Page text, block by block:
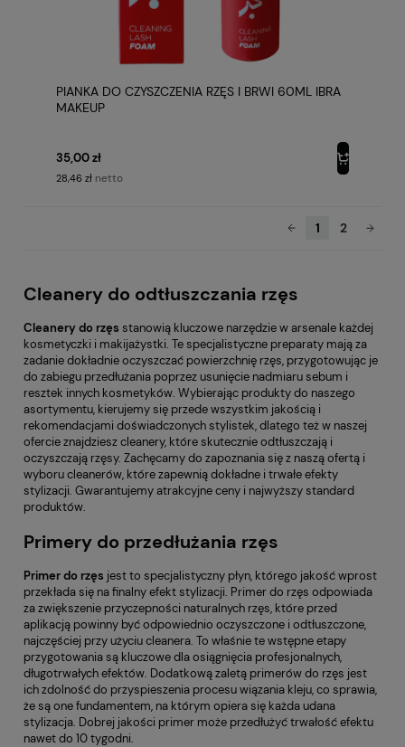
PIANKA DO CZYSZCZENIA RZĘS I BRWI 60ML IBRA
MAKEUP
35,00 zł
28,46 zł netto
1 2
Cleanery do odtłuszczania rzęs
Cleanery do rzęs stanowią kluczowe narzędzie w arsenale każdej
kosmetyczki i makijażystki. Te specjalistyczne preparaty mają za
zadanie dokładnie oczyszczać powierzchnię rzęs, przygotowując je
do zabiegu przedłużania poprzez usunięcie nadmiaru sebum i
resztek innych kosmetyków. Wybierając produkty do naszego
asortymentu, kierujemy się przede wszystkim jakością i
rekomendacjami doświadczonych stylistek, dlatego też w naszej
ofercie znajdziesz cleanery, które skutecznie odtłuszczają i
oczyszczają rzęsy. Zachęcamy do zapoznania się z naszą ofertą i
wyboru cleanerów, które zapewnią dokładne i trwałe efekty
stylizacji. Gwarantujemy atrakcyjne ceny i najwyższy standard
produktów.
Primery do przedłużania rzęs
Primer do rzęs jest to specjalistyczny płyn, którego jakość wprost
przekłada się na finalny efekt stylizacji. Primer do rzęs odpowiada
za zwiększenie przyczepności naturalnych rzęs, które przed
aplikacją powinny być odpowiednio oczyszczone i odtłuszczone,
najczęściej przy użyciu cleanera. To właśnie te wstępne etapy
przygotowania są kluczowe dla osiągnięcia profesjonalnych,
długotrwałych efektów. Dodatkową zaletą primerów do rzęs jest
ich zdolność do przyspieszenia procesu wiązania kleju, co sprawia,
że są one fundamentem, na którym opiera się każda udana
stylizacja. Dobrej jakości primer może przedłużyć trwałość efektu
nawet do 10 tygodni.